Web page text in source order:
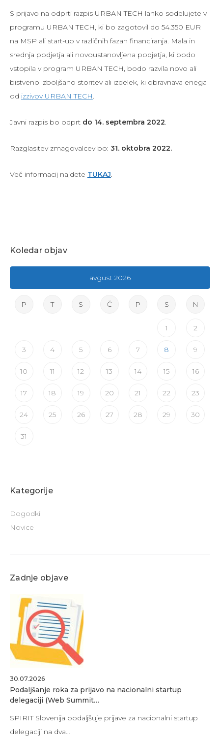
S prijavo na odprti razpis URBAN TECH lahko sodelujete v
programu URBAN TECH, ki bo zagotovil do 54.350 EUR
na MSP ali start-up v različnih fazah financiranja. Mala in
srednja podjetja ali novoustanovljena podjetja, ki bodo
vstopila v program URBAN TECH, bodo razvila novo ali
bistveno izboljšano storitev ali izdelek, ki obravnava enega
od izzivov URBAN TECH.
Javni razpis bo odprt do 14. septembra 2022.
Razglasitev zmagovalcev bo: 31. oktobra 2022.
Več informacij najdete TUKAJ.
Koledar objav
avgust 2026
P T S Č P S N
1 2
3 4 5 6 7 8 9
10 11 12 13 14 15 16
17 18 19 20 21 22 23
24 25 26 27 28 29 30
31
Kategorije
Dogodki
Novice
Zadnje objave
30.07.2026
Podaljšanje roka za prijavo na nacionalni startup
delegaciji (Web Summit…
SPIRIT Slovenija podaljšuje prijave za nacionalni startup
delegaciji na dva…